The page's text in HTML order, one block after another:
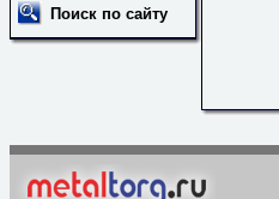
Поиск по сайту